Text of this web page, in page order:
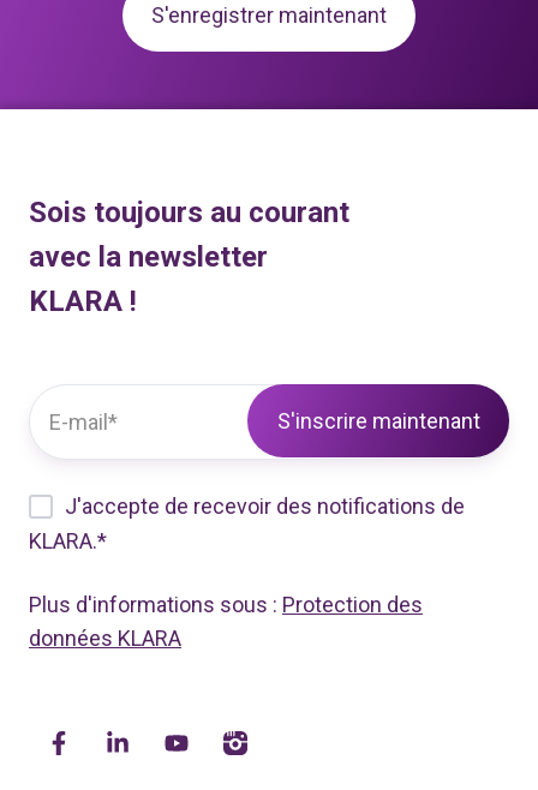
S'enregistrer maintenant
Sois toujours au courant
avec la newsletter
KLARA !
J'accepte de recevoir des notifications de
KLARA.*
Plus d'informations sous : Protection des
données KLARA